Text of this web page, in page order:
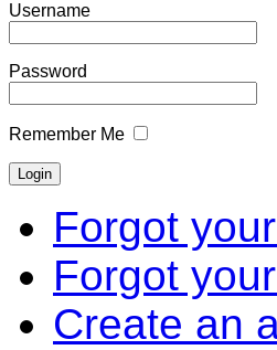
Username
Password
Remember Me
Forgot
Forgot
Create an